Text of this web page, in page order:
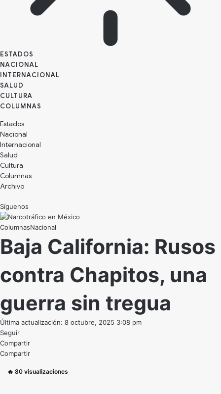
ESTADOS
NACIONAL
INTERNACIONAL
SALUD
CULTURA
Estados
Nacional
Internacional
Salud
Cultura
Archivo
Síguenos
Nacional
Baja California: Rusos
contra Chapitos, una
guerra sin tregua
Última actualización: 8 octubre, 2025 3:08 pm
Seguir
Compartir
Compartir
🔥 80 visualizaciones